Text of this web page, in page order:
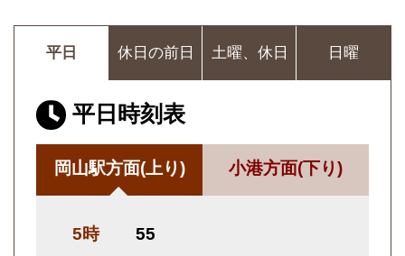
平日 休日の前日 土曜、休日 日曜
平日時刻表
岡山駅方面(上り)
5時 55
小港方面(下り)